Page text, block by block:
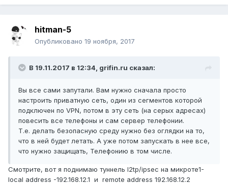
hitman-5
Опубликовано 19 ноября, 2017
В 19.11.2017 в 12:34, grifin.ru сказал:
Вы все сами запутали. Вам нужно сначала просто
настроить приватную сеть, один из сегментов которой
подключен по VPN, потом в эту сеть (на серых адресах)
повесить все телефоны и сам сервер телефонии.
Т.е. делать безопасную среду нужно без оглядки на то,
что в ней будет летать. А уже потом запускать в нее все,
что нужно защищать, Телефонию в том числе.
Смотрите, вот я поднимаю туннель l2tp/ipsec на микроте1-
local address -192.168.12.1 и remote address 192.168.12.2